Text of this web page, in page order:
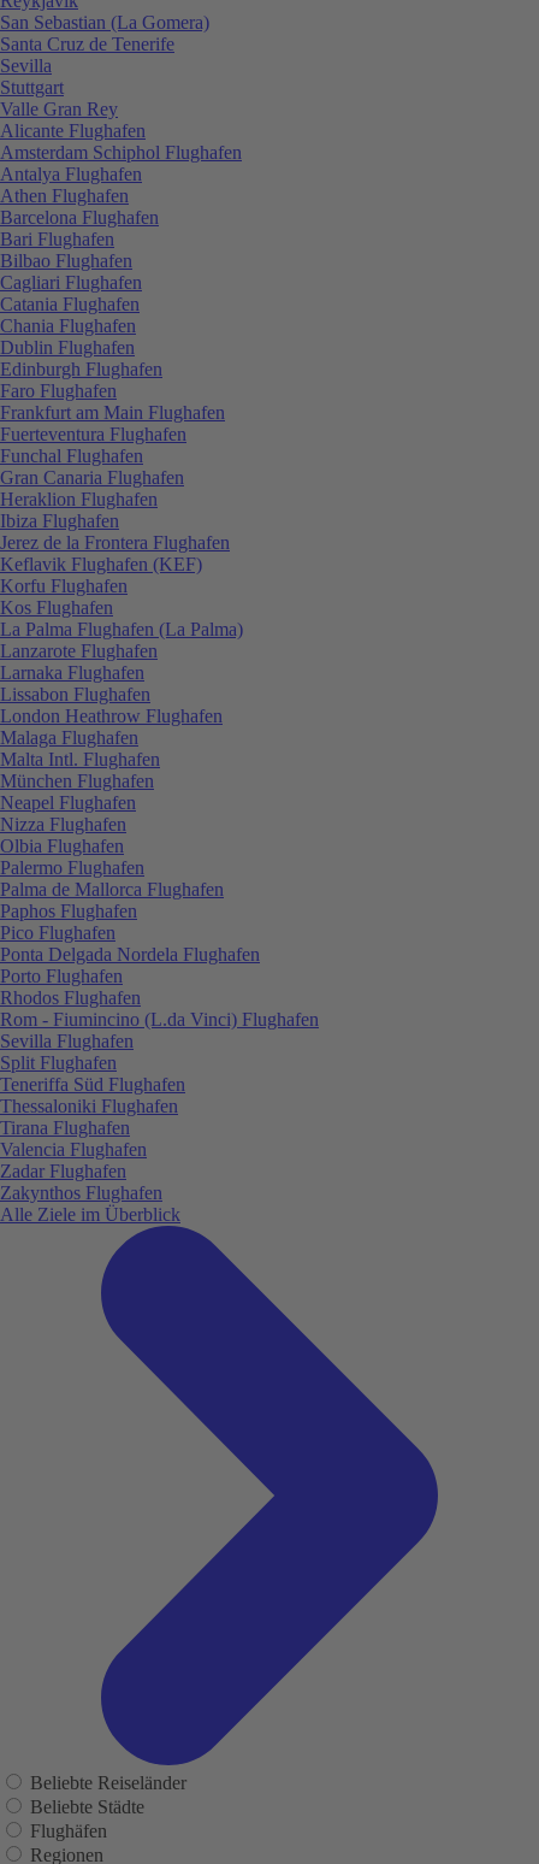
San Sebastian (La Gomera)
Santa Cruz de Tenerife
Sevilla
Stuttgart
Valle Gran Rey
Alicante Flughafen
Amsterdam Schiphol Flughafen
Antalya Flughafen
Athen Flughafen
Barcelona Flughafen
Bari Flughafen
Bilbao Flughafen
Cagliari Flughafen
Catania Flughafen
Chania Flughafen
Dublin Flughafen
Edinburgh Flughafen
Faro Flughafen
Frankfurt am Main Flughafen
Fuerteventura Flughafen
Funchal Flughafen
Gran Canaria Flughafen
Heraklion Flughafen
Ibiza Flughafen
Jerez de la Frontera Flughafen
Keflavik Flughafen (KEF)
Korfu Flughafen
Kos Flughafen
La Palma Flughafen (La Palma)
Lanzarote Flughafen
Larnaka Flughafen
Lissabon Flughafen
London Heathrow Flughafen
Malaga Flughafen
Malta Intl. Flughafen
München Flughafen
Neapel Flughafen
Nizza Flughafen
Olbia Flughafen
Palermo Flughafen
Palma de Mallorca Flughafen
Paphos Flughafen
Pico Flughafen
Ponta Delgada Nordela Flughafen
Porto Flughafen
Rhodos Flughafen
Rom - Fiumincino (L.da Vinci) Flughafen
Sevilla Flughafen
Split Flughafen
Teneriffa Süd Flughafen
Thessaloniki Flughafen
Tirana Flughafen
Valencia Flughafen
Zadar Flughafen
Zakynthos Flughafen
Alle Ziele im Überblick
Beliebte Reiseländer
Beliebte Städte
Flughäfen
Regionen